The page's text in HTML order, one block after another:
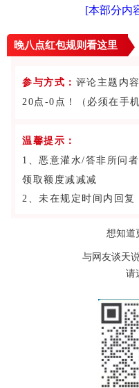
[本部分内
晚八点红包规则看这里
参与方式： 评论主题内
20点-0点！（必须在手
温馨提示：
1、恶意灌水/答非所问
领取额度减减减
2、未在规定时间内回复
想知道
与网友谈天
请